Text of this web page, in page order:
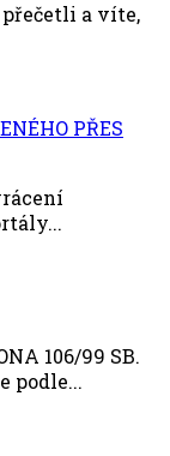
a víte,
PŘES
106/99 SB.
podle...